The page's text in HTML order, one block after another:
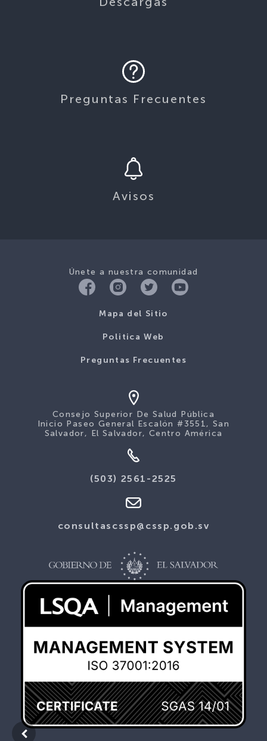
Preguntas Frecuentes
Avisos
Únete a nuestra comunidad
Mapa del Sitio
Politica Web
Preguntas Frecuentes
Consejo Superior De Salud Pública
Inicio Paseo General Escalón #3551, San
Salvador, El Salvador, Centro América
(503) 2561-2525
consultascssp@cssp.gob.sv